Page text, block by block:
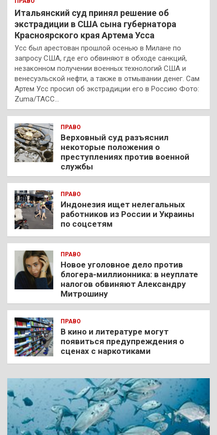
Итальянский суд принял решение об
экстрадиции в США сына губернатора
Красноярского края Артема Усса
Усс был арестован прошлой осенью в Милане по
запросу США, где его обвиняют в обходе санкций,
незаконном получении военных технологий США и
венесуэльской нефти, а также в отмывании денег. Сам
Артем Усс просил об экстрадиции его в Россию Фото:
Zuma/ТАСС…
ПРАВО
Верховный суд разъяснил
некоторые положения о
преступлениях против военной
службы
ПРАВО
Индонезия ищет нелегальных
работников из России и Украины
по соцсетям
ПРАВО
Новое уголовное дело против
блогера-миллионника: в неуплате
налогов обвиняют Александру
Митрошину
ПРАВО
В кино и литературе могут
появиться предупреждения о
сценах с наркотиками